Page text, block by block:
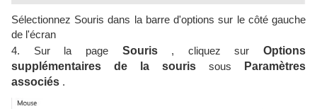
Sélectionnez Souris dans la barre d'options sur le côté gauche
de l'écran
4. Sur la page Souris, cliquez sur Options
supplémentaires de la souris sous
Paramètres
associés .